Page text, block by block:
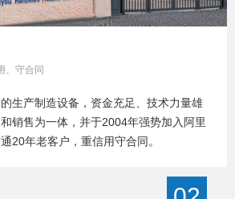
、守合同
生产制造设备，资金充足、技术力量雄
销售为一体，并于2004年强势加入阿里
20年老客户，重信用守合同。